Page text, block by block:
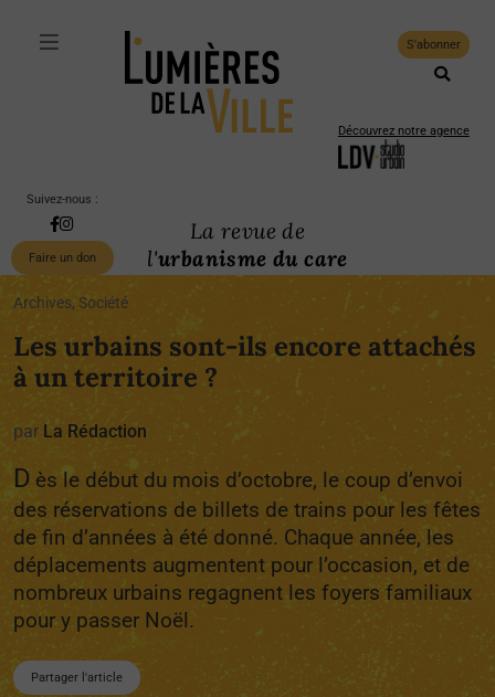
S'abonner
Découvrez notre agence
Suivez-nous :
Faire un don
La revue de
l'urbanisme du care
Archives, Société
Les urbains sont-ils encore attachés
à un territoire ?
par La Rédaction
D ès le début du mois d’octobre, le coup d’envoi
des réservations de billets de trains pour les fêtes
de fin d’années à été donné. Chaque année, les
déplacements augmentent pour l’occasion, et de
nombreux urbains regagnent les foyers familiaux
pour y passer Noël.
Partager l'article